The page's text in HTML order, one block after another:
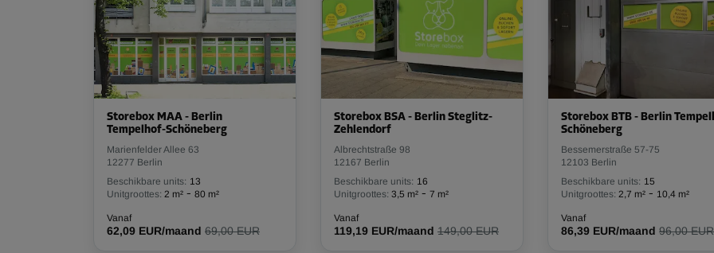
Storebox MAA - Berlin
Tempelhof-Schöneberg
Marienfelder Allee 63
12277 Berlin
Beschikbare units: 13
Unitgroottes: 2 m² - 80 m²
Vanaf
62,09 EUR/maand 69,00 EUR
Storebox BSA - Berlin Steglitz-
Zehlendorf
Albrechtstraße 98
12167 Berlin
Beschikbare units: 16
Unitgroottes: 3,5 m² - 7 m²
Vanaf
119,19 EUR/maand 149,00 EUR
Storebox BTB - Berlin
Schöneberg
Bessemerstraße 57-75
12103 Berlin
Beschikbare units: 15
Unitgroottes: 2,7 m² - 10,4 m²
Vanaf
86,39 EUR/maand 96,00 EUR